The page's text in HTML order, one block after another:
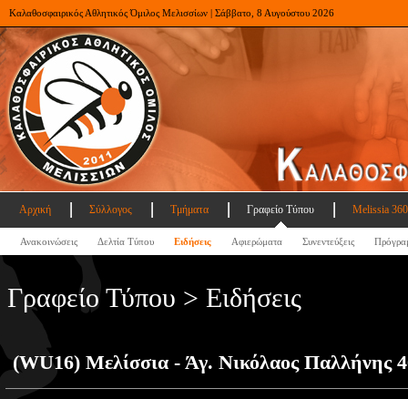
Καλαθοσφαιρικός Αθλητικός Όμιλος Μελισσίων | Σάββατο, 8 Αυγούστου 2026
Αρχική Σύλλογος Τμήματα Γραφείο Τύπου Melissia
Ανακοινώσεις Δελτία Τύπου Ειδήσεις Αφιερώματα Συνεντεύξεις
Γραφείο Τύπου > Ειδήσεις
(WU16) Μελίσσια - Άγ. Νικόλαος Παλλήνης